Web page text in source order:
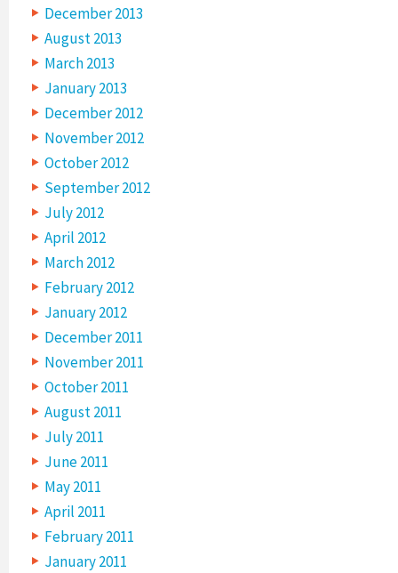
December 2013
August 2013
March 2013
January 2013
December 2012
November 2012
October 2012
September 2012
July 2012
April 2012
March 2012
February 2012
January 2012
December 2011
November 2011
October 2011
August 2011
July 2011
June 2011
May 2011
April 2011
February 2011
January 2011